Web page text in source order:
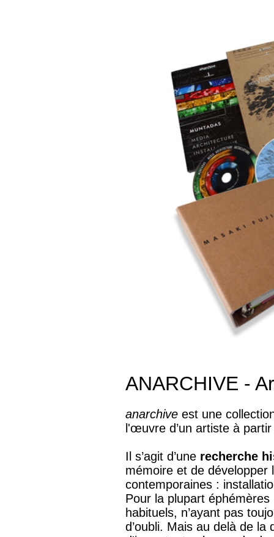
ANARCHIVE -
anarchive est une
l'œuvre d’un artiste à
Il s’agit d’une recherche
mémoire et de développer
contemporaines :
Pour la plupart
habituels, n’ayant pas
d’oubli. Mais au delà de